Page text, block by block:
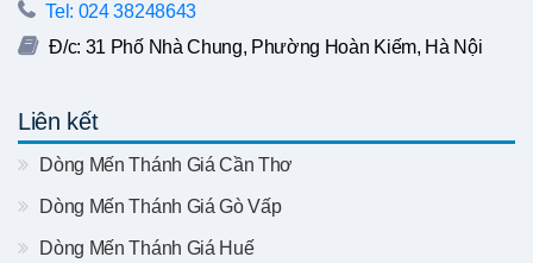
Tel: 024 38248643
Đ/c: 31 Phố Nhà Chung, Phường Hoàn Kiếm, Hà Nội
Liên kết
Dòng Mến Thánh Giá Cần Thơ
Dòng Mến Thánh Giá Gò Vấp
Dòng Mến Thánh Giá Huế